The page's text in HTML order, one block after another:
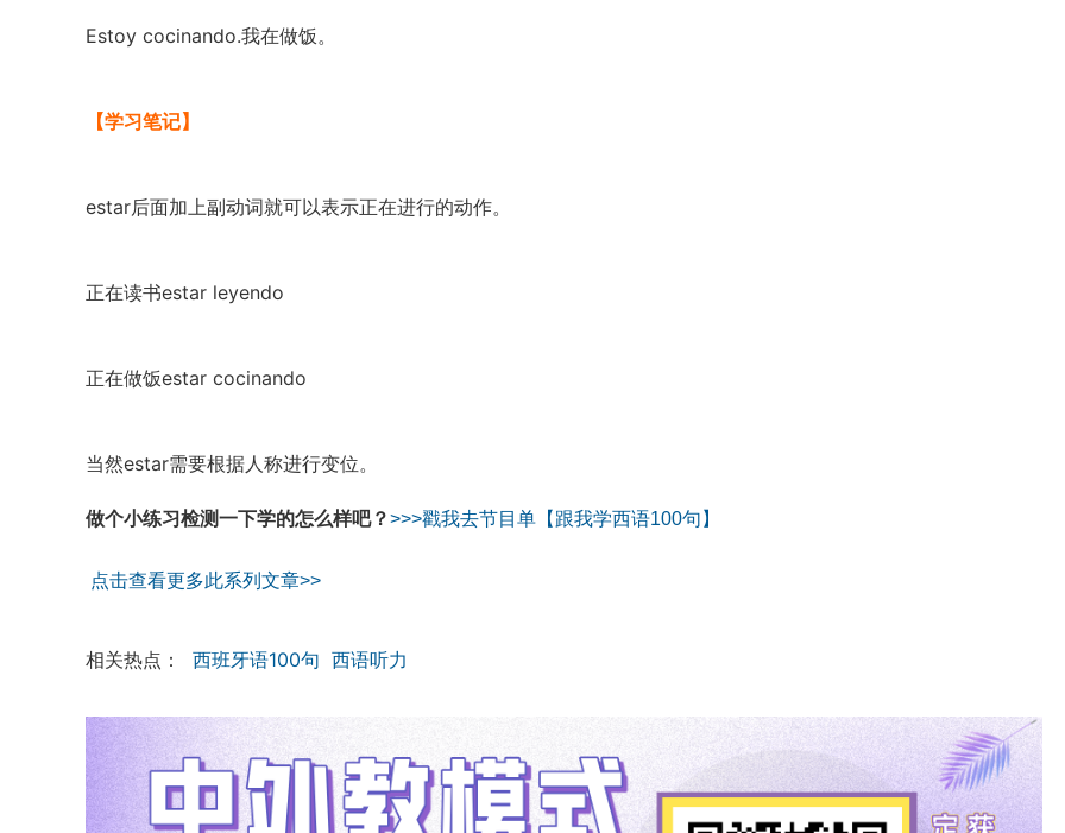
Estoy cocinando.我在做饭。
【学习笔记】
estar后面加上副动词就可以表示正在进行的动作。
正在读书estar leyendo
正在做饭estar cocinando
当然estar需要根据人称进行变位。
做个小练习检测一下学的怎么样吧？>>>戳我去节目单【跟我学西语100句】
点击查看更多此系列文章>>
相关热点： 西班牙语100句 西语听力